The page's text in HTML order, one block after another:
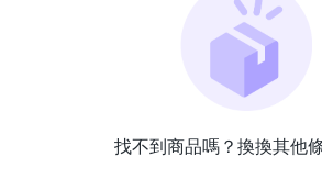
找不到商品嗎？換換其他